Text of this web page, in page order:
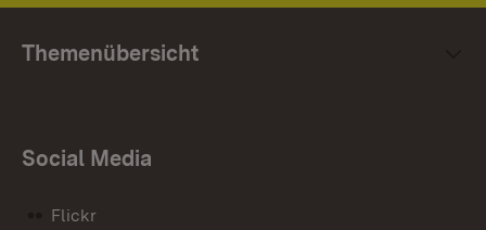
Themenübersicht
Social Media
Flickr